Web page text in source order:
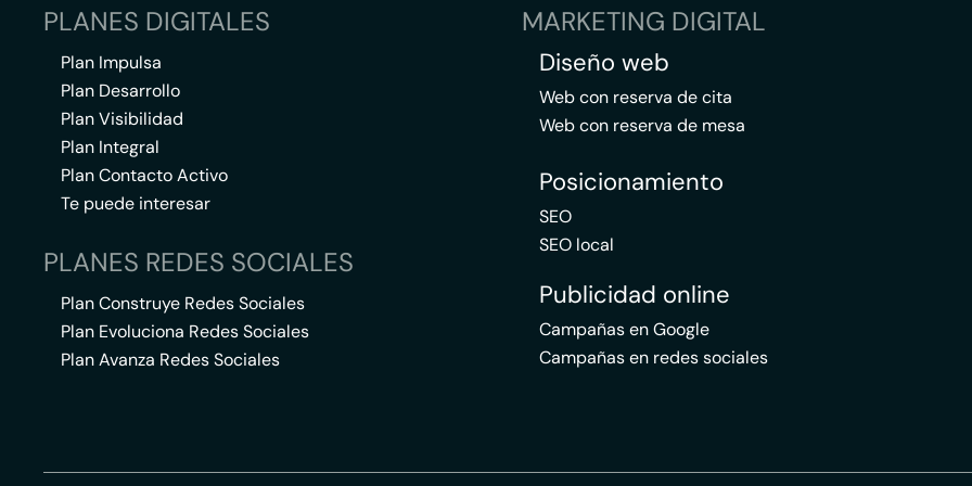
PLANES DIGITALES
Plan Impulsa
Plan Desarrollo
Plan Visibilidad
Plan Integral
Plan Contacto Activo
Te puede interesar
PLANES REDES SOCIALES
Plan Construye Redes Sociales
Plan Evoluciona Redes Sociales
Plan Avanza Redes Sociales
MARKETING DIGITAL
Diseño web
Web con reserva de cita
Web con reserva de mesa
Posicionamiento
SEO
SEO local
Publicidad online
Campañas en Google
Campañas en redes sociales